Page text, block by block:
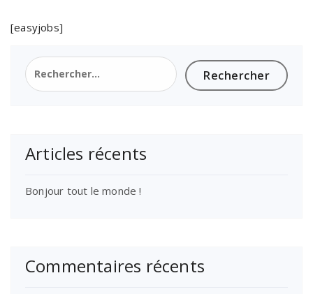
[easyjobs]
Rechercher :
Articles récents
Bonjour tout le monde !
Commentaires récents